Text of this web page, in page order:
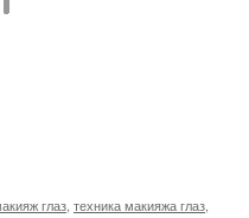
глаз техника макияжа глаз